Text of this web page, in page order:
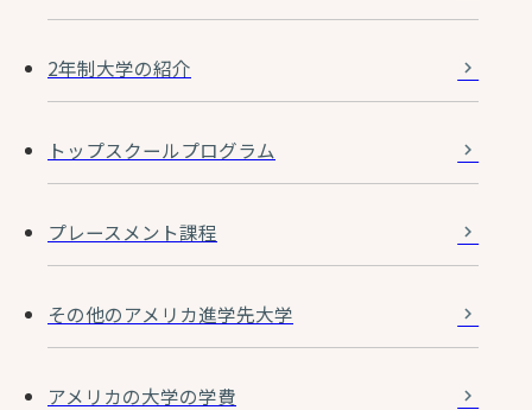
2年制大学の紹介
トップスクールプログラム
プレースメント課程
その他のアメリカ進学先大学
アメリカの大学の学費